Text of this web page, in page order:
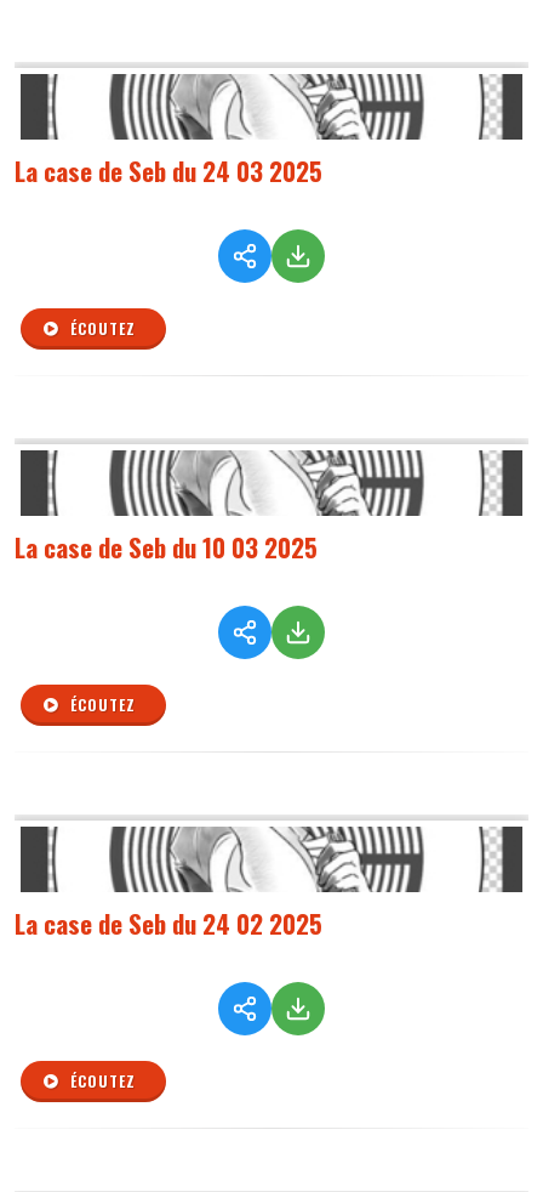
La case de Seb du 24 03 2025
ÉCOUTEZ
La case de Seb du 10 03 2025
ÉCOUTEZ
La case de Seb du 24 02 2025
ÉCOUTEZ